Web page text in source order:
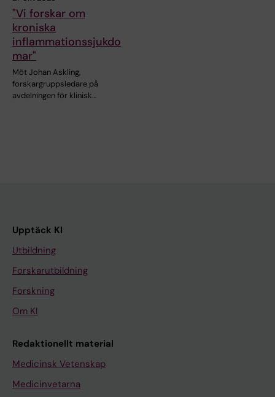
"Vi forskar om
kroniska
inflammationssjukdo
mar"
Möt Johan Askling,
forskargruppsledare på
avdelningen för klinisk…
Upptäck KI
Utbildning
Forskarutbildning
Forskning
Om KI
Redaktionellt material
Medicinsk Vetenskap
Medicinvetarna